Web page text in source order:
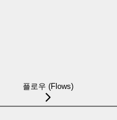
플로우 (Flows)